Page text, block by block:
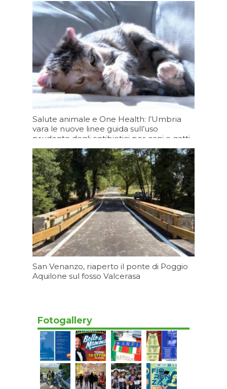
Oggi 19:30
Salute animale e One Health: l’Umbria
vara le nuove linee guida sull’uso
prudente degli antibiotici per cani e gatti
Oggi 19:20
San Venanzo, riaperto il ponte di Poggio
Aquilone sul fosso Valcerasa
Fotogallery